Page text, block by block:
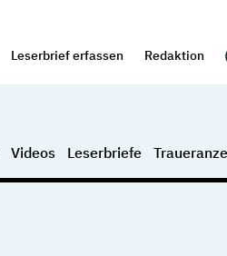
Leserbrief erfassen Redaktion
Videos Leserbriefe